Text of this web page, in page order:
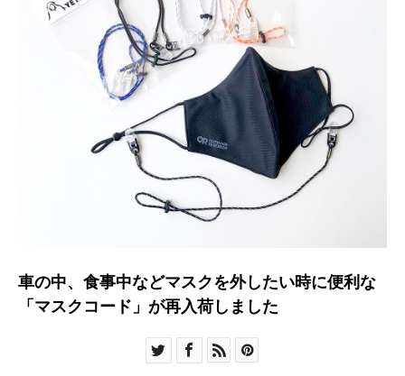
車の中、食事中などマスクを外したい時に便利な
「マスクコード」が再入荷しました